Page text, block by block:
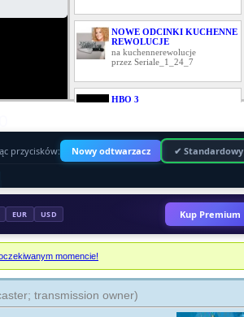
NOWE ODCINKI KUCHENNE
REWOLUCJE
na kuchennerewolucje
przez Seriale_1_24_7
HBO 3
PULS 2 HD
na elevensports_123
przez zoomtvtv
WYDARZENIA 24 HD
HISTORY 2 HD
przycisków: Nowy odtwarzacz ✔ Standardowy
EUR USD Kup Premium
momencie!
transmission owner)